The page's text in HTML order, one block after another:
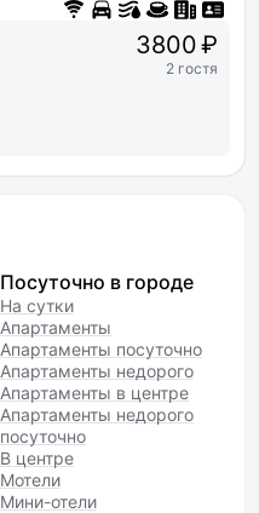
3800 ₽
2 гостя
Посуточно в городе
На сутки
Апартаменты
Апартаменты посуточно
Апартаменты недорого
Апартаменты в центре
Апартаменты недорого
посуточно
В центре
Мотели
Мини-отели